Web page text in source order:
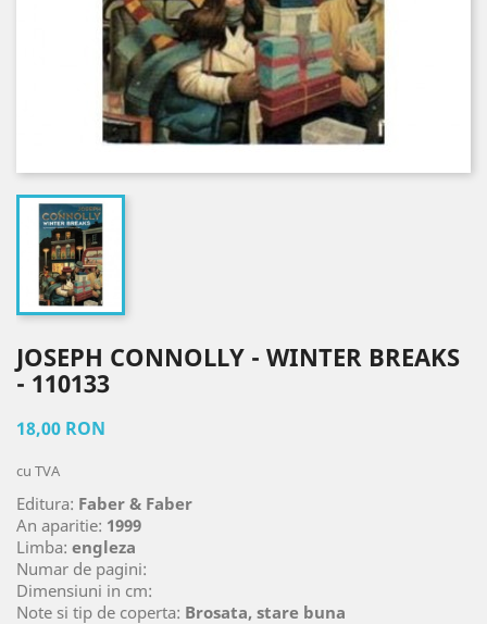
JOSEPH CONNOLLY - WINTER BREAKS
- 110133
18,00 RON
cu TVA
Editura: Faber & Faber
An aparitie: 1999
Limba: engleza
Numar de pagini:
Dimensiuni in cm:
Note si tip de coperta: Brosata, stare buna